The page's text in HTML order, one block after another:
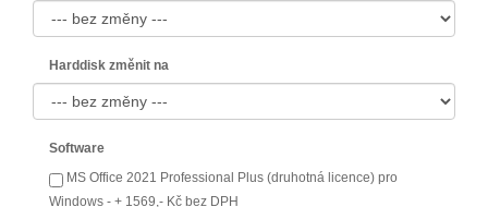
Harddisk změnit na
Software
MS Office 2021 Professional Plus (druhotná licence) pro
Windows - + 1569,- Kč bez DPH